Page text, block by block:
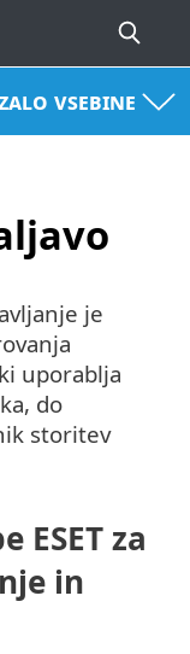
vsebine
je
uporablja
do
storitev
ESET za
in